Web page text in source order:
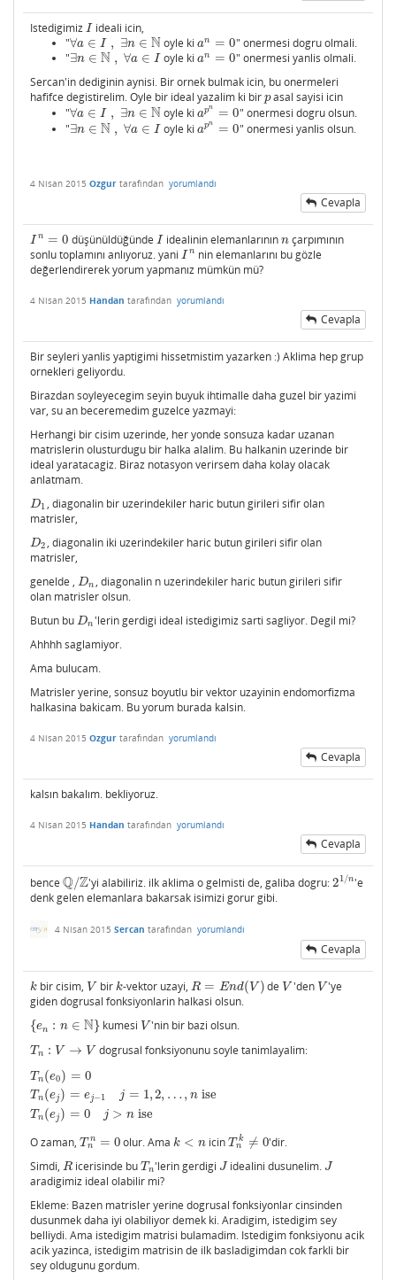
Istedigimiz I
I ideali icin,
"∀a ∈ I , ∃n ∈ N
∀a∈I, ∃n ∈ N oyle kian = 0
an =0
" onermesi dogru olmali.
"∃n ∈ N , ∀a ∈ I
∃n∈N ,∀ a∈I oyle kian = 0
an =0
" onermesi yanlis olmali.
Sercan'in dediginin aynisi. Bir ornek bulmak icin, bu onermeleri
hafifce degistirelim. Oyle bir ideal yazalim ki bir p
pasal sayisi icin
"∀a ∈ I , ∃n ∈ N
∀a∈I, ∃n ∈ N oyle kiapn = 0
apn =0
" onermesi dogru olsun.
"∃n ∈ N , ∀a ∈ I
∃n∈N ,∀ a∈I oyle kiapn = 0
apn =0 " onermesi yanlis olsun.
4 Nisan 2015 Ozgur tarafından yorumlandı
Cevapla
I n = 0
In= 0 düşünüldüğünde I
I idealinin elemanlarının n
nçarpımının
sonlu toplamını anlıyoruz. yani I n
In nin elemanlarını bu gözle
değerlendirerek yorum yapmanız mümkün mü?
4 Nisan 2015 Handan tarafından yorumlandı
Cevapla
Bir seyleri yanlis yaptigimi hissetmistim yazarken :) Aklima hep grup
ornekleri geliyordu.
Birazdan soyleyecegim seyin buyuk ihtimalle daha guzel bir yazimi
var, su an beceremedim guzelce yazmayi:
Herhangi bir cisim uzerinde, her yonde sonsuza kadar uzanan
matrislerin olusturdugu bir halka alalim. Bu halkanin uzerinde bir
ideal yaratacagiz. Biraz notasyon verirsem daha kolay olacak
anlatmam.
D1
D1 , diagonalin bir uzerindekiler haric butun girileri sifir olan
matrisler,
D2
D2 , diagonalin iki uzerindekiler haric butun girileri sifir olan
matrisler,
genelde , Dn
Dn , diagonalin n uzerindekiler haric butun girileri sifir
olan matrisler olsun.
Butun bu Dn
Dn 'lerin gerdigi ideal istedigimiz sarti sagliyor. Degil mi?
Ahhhh saglamiyor.
Ama bulucam.
Matrisler yerine, sonsuz boyutlu bir vektor uzayinin endomorfizma
halkasina bakicam. Bu yorum burada kalsin.
4 Nisan 2015 Ozgur tarafından yorumlandı
Cevapla
kalsın bakalım. bekliyoruz.
4 Nisan 2015 Handan tarafından yorumlandı
Cevapla
bence Q/Z
Q/Z 'yi alabiliriz. ilk aklima o gelmisti de, galiba dogru:21/n
21/n'e
denk gelen elemanlara bakarsak isimizi gorur gibi.
4 Nisan 2015 Sercan tarafından yorumlandı
Cevapla
k
k bir cisim, V
V birk
k-vektor uzayi,R = End(V)
R= En d(V) de V
V 'den V
V 'ye
giden dogrusal fonksiyonlarin halkasi olsun.
{en : n ∈ N}
{en: n ∈N } kumesi V
V 'nin bir bazi olsun.
T n : V → V
Tn: V →V dogrusal fonksiyonunu soyle tanimlayalim:
T n (e0) = 0
T n (ej ) = ej−1 j = 1,2, … , nise
T n (ej ) = 0 j > nise
Tn
O zaman, T n
n = 0
Tnn =0 olur. Ama k < n
k< n icinT k
n ≠ 0
Tnk ≠0
'dir.
Simdi, R
R icerisinde buTn
Tn'lerin gerdigi J
J idealini dusunelim. J
J
aradigimiz ideal olabilir mi?
Ekleme: Bazen matrisler yerine dogrusal fonksiyonlar cinsinden
dusunmek daha iyi olabiliyor demek ki. Aradigim, istedigim sey
belliydi. Ama istedigim matrisi bulamadim. Istedigim fonksiyonu acik
acik yazinca, istedigim matrisin de ilk basladigimdan cok farkli bir
sey oldugunu gordum.